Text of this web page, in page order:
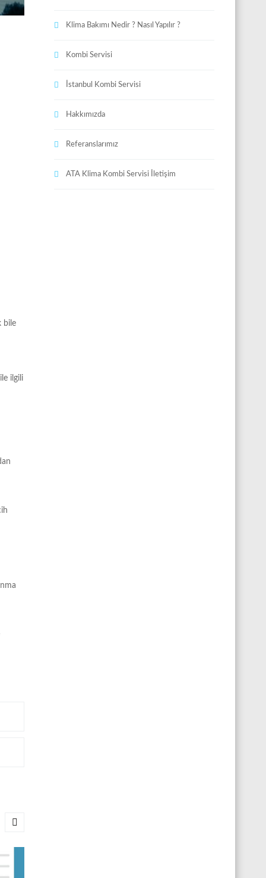
bile
ilgili
Klima Bakımı Nedir ? Nasıl Yapılır ?
Kombi Servisi
İstanbul Kombi Servisi
Hakkımızda
Referanslarımız
ATA Klima Kombi Servisi İletişim